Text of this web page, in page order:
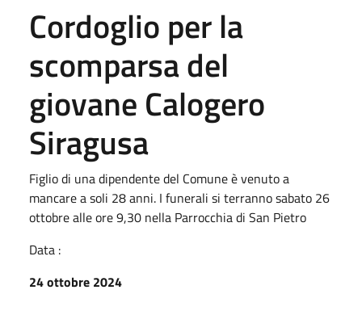
Cordoglio per la
scomparsa del
giovane Calogero
Siragusa
Figlio di una dipendente del Comune è venuto a
mancare a soli 28 anni. I funerali si terranno sabato 26
ottobre alle ore 9,30 nella Parrocchia di San Pietro
Data :
24 ottobre 2024